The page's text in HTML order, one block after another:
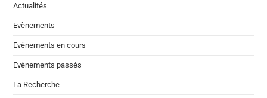
Actualités
Evènements
Evènements en cours
Evènements passés
La Recherche